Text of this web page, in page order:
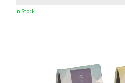
In Stock